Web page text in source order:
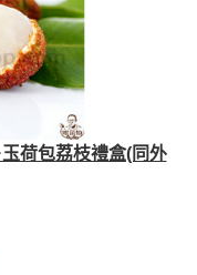
荷包荔枝禮盒(同外